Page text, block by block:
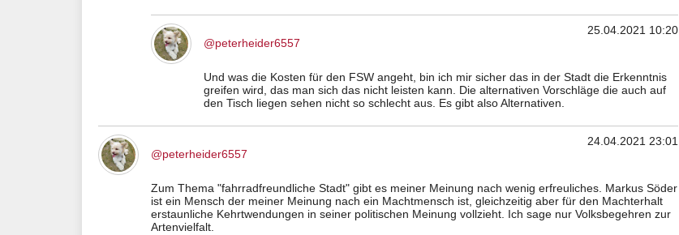
25.04.2021 10:20
@peterheider6557
Und was die Kosten für den FSW angeht, bin ich mir sicher das in der Stadt die Erkenntnis
greifen wird, das man sich das nicht leisten kann. Die alternativen Vorschläge die auch auf
den Tisch liegen sehen nicht so schlecht aus. Es gibt also Alternativen.
24.04.2021 23:01
@peterheider6557
Zum Thema "fahrradfreundliche Stadt" gibt es meiner Meinung nach wenig erfreuliches. Markus Söder
ist ein Mensch der meiner Meinung nach ein Machtmensch ist, gleichzeitig aber für den Machterhalt
erstaunliche Kehrtwendungen in seiner politischen Meinung vollzieht. Ich sage nur Volksbegehren zur
Artenvielfalt.